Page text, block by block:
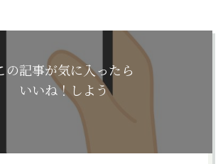
の記事が気に入ったら
いいね！しよう